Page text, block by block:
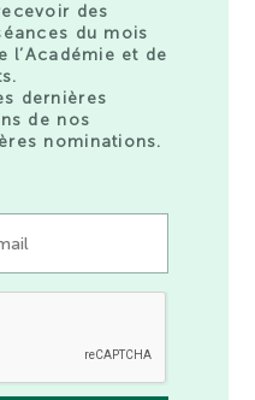
des
du mois
l’Académie et de
dernières
de nos
nominations.